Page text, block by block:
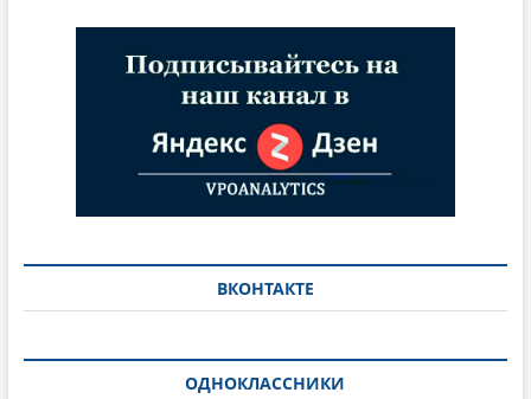
ВКОНТАКТЕ
ОДНОКЛАССНИКИ